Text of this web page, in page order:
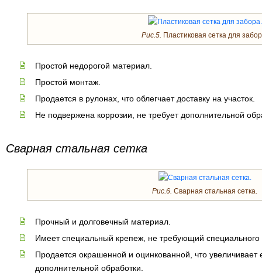
Рис.5. Пластиковая сетка для
Простой недорогой материал.
Простой монтаж.
Продается в рулонах, что облегчает доставку на участок.
Не подвержена коррозии, не требует дополнительной
Сварная стальная сетка
Рис.6. Сварная стальная сетка.
Прочный и долговечный материал.
Имеет специальный крепеж, не требующий специального
Продается окрашенной и оцинкованной, что увеличивает
дополнительной обработки.